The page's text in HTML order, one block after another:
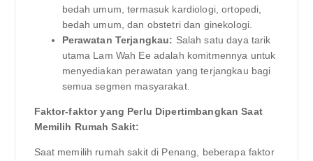
bedah umum, termasuk kardiologi, ortopedi,
bedah umum, dan obstetri dan ginekologi.
Perawatan Terjangkau: Salah satu daya tarik
utama Lam Wah Ee adalah komitmennya untuk
menyediakan perawatan yang terjangkau bagi
semua segmen masyarakat.
Faktor-faktor yang Perlu Dipertimbangkan Saat
Memilih Rumah Sakit:
Saat memilih rumah sakit di Penang, beberapa faktor